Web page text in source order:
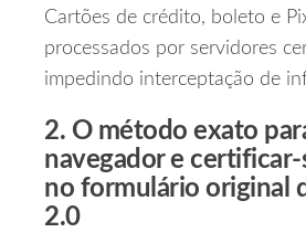
Cartões de crédito, boleto e
processados por servidores
impedindo interceptação de
2. O método exato
navegador e
no formulário original
2.0